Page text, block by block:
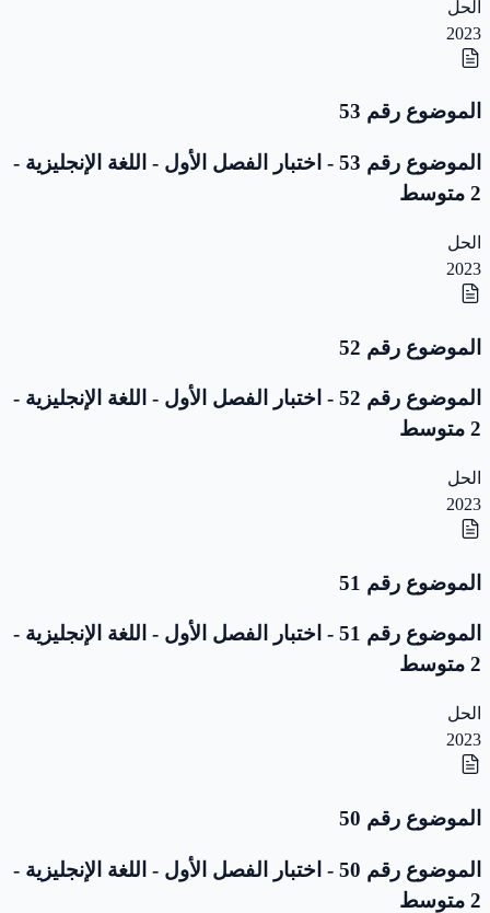
الحل
2023
الموضوع رقم 53
الموضوع رقم 53 - اختبار الفصل الأول - اللغة الإنجليزية -
2 متوسط
الحل
2023
الموضوع رقم 52
الموضوع رقم 52 - اختبار الفصل الأول - اللغة الإنجليزية -
2 متوسط
الحل
2023
الموضوع رقم 51
الموضوع رقم 51 - اختبار الفصل الأول - اللغة الإنجليزية -
2 متوسط
الحل
2023
الموضوع رقم 50
الموضوع رقم 50 - اختبار الفصل الأول - اللغة الإنجليزية -
2 متوسط